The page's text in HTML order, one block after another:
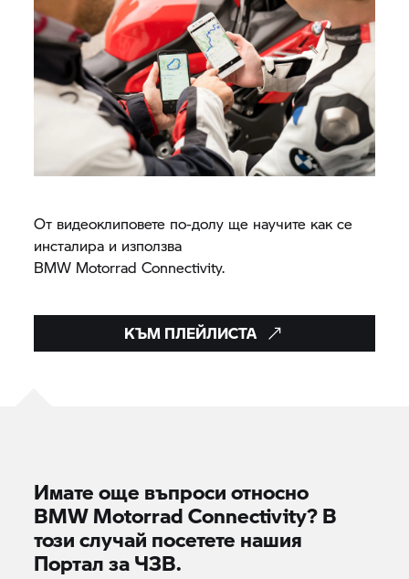
От видеоклиповете по-долу ще научите как се
инсталира и използва
BMW Motorrad Connectivity.
КЪМ ПЛЕЙЛИСТА
Имате още въпроси относно
BMW MotorradConnectivity? В
този случай посетете нашия
Портал за ЧЗВ.